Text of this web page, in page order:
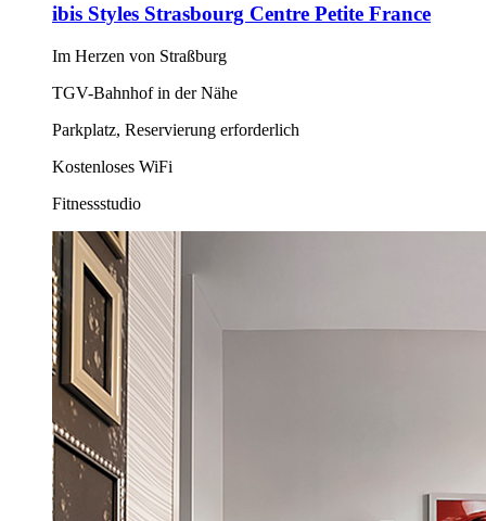
ibis Styles Strasbourg Centre Petite France
Im Herzen von Straßburg
TGV-Bahnhof in der Nähe
Parkplatz, Reservierung erforderlich
Kostenloses WiFi
Fitnessstudio